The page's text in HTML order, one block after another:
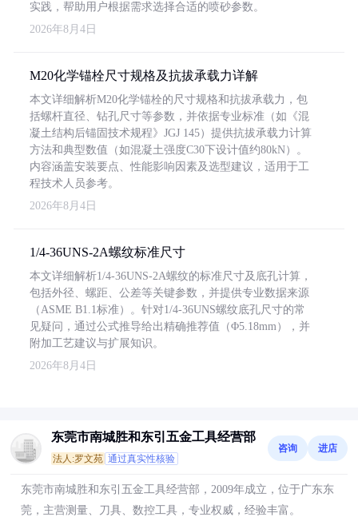
实践，帮助用户根据需求选择合适的喷砂参数。
2026年8月4日
M20化学锚栓尺寸规格及抗拔承载力详解
本文详细解析M20化学锚栓的尺寸规格和抗拔承载力，包
括螺杆直径、钻孔尺寸等参数，并依据专业标准（如《混
凝土结构后锚固技术规程》JGJ 145）提供抗拔承载力计算
方法和典型数值（如混凝土强度C30下设计值约80kN）。
内容涵盖安装要点、性能影响因素及选型建议，适用于工
程技术人员参考。
2026年8月4日
1/4-36UNS-2A螺纹标准尺寸
本文详细解析1/4-36UNS-2A螺纹的标准尺寸及底孔计算，
包括外径、螺距、公差等关键参数，并提供专业数据来源
（ASME B1.1标准）。针对1/4-36UNS螺纹底孔尺寸的常
见疑问，通过公式推导给出精确推荐值（Φ5.18mm），并
附加工艺建议与扩展知识。
2026年8月4日
东莞市南城胜和东引五金工具经营部
法人:罗文苑 通过真实性核验
咨询 进店
东莞市南城胜和东引五金工具经营部，2009年成立，位于广东东
莞，主营测量、刀具、数控工具，专业权威，经验丰富。